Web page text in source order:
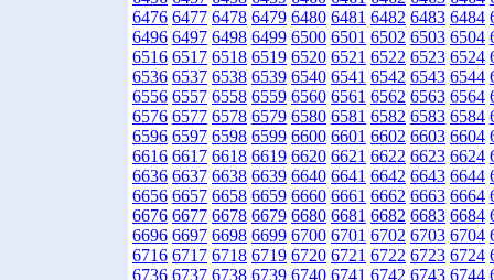
6476 6477 6478 6479 6480 6481 6482 6483 6484
6496 6497 6498 6499 6500 6501 6502 6503 6504
6516 6517 6518 6519 6520 6521 6522 6523 6524
6536 6537 6538 6539 6540 6541 6542 6543 6544
6556 6557 6558 6559 6560 6561 6562 6563 6564
6576 6577 6578 6579 6580 6581 6582 6583 6584
6596 6597 6598 6599 6600 6601 6602 6603 6604
6616 6617 6618 6619 6620 6621 6622 6623 6624
6636 6637 6638 6639 6640 6641 6642 6643 6644
6656 6657 6658 6659 6660 6661 6662 6663 6664
6676 6677 6678 6679 6680 6681 6682 6683 6684
6696 6697 6698 6699 6700 6701 6702 6703 6704
6716 6717 6718 6719 6720 6721 6722 6723 6724
6736 6737 6738 6739 6740 6741 6742 6743 6744